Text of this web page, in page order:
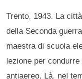
Trento, 1943. La
della Seconda
maestra di scuola
lezione per
antiaereo. Là, nel